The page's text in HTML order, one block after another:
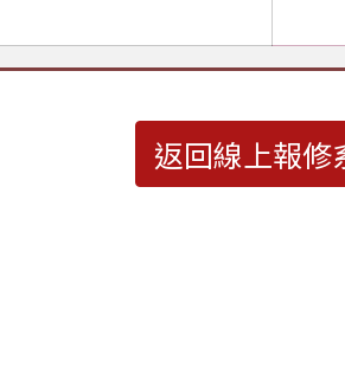
返回線上報修